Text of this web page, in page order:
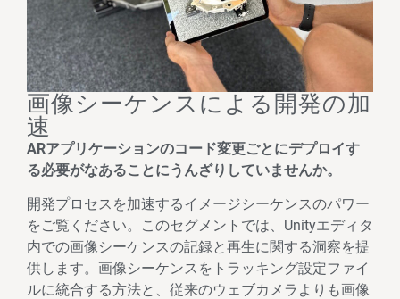
画像シーケンスによる開発の加
速
ARアプリケーションのコード変更ごとにデプロイす
る必要がなあることにうんざりしていませんか。
開発プロセスを加速するイメージシーケンスのパワー
をご覧ください。このセグメントでは、Unityエディタ
内での画像シーケンスの記録と再生に関する洞察を提
供します。画像シーケンスをトラッキング設定ファイ
ルに統合する方法と、従来のウェブカメラよりも画像